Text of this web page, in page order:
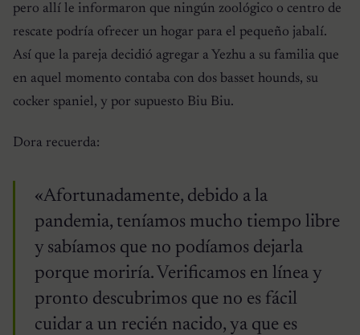
pero allí le informaron que ningún zoológico o centro de
rescate podría ofrecer un hogar para el pequeño jabalí.
Así que la pareja decidió agregar a Yezhu a su familia que
en aquel momento contaba con dos basset hounds, su
cocker spaniel, y por supuesto Biu Biu.
Dora recuerda:
«Afortunadamente, debido a la
pandemia, teníamos mucho tiempo libre
y sabíamos que no podíamos dejarla
porque moriría. Verificamos en línea y
pronto descubrimos que no es fácil
cuidar a un recién nacido, ya que es